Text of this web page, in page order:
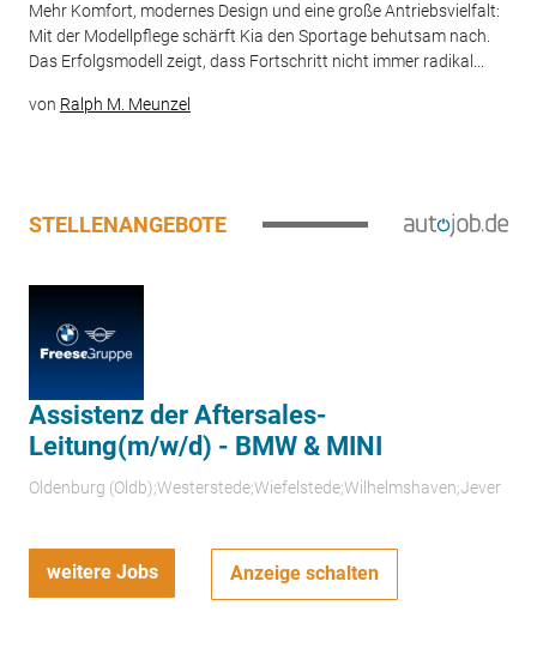
Mehr Komfort, modernes Design und eine große Antriebsvielfalt:
Mit der Modellpflege schärft Kia den Sportage behutsam nach.
Das Erfolgsmodell zeigt, dass Fortschritt nicht immer radikal...
von Ralph M. Meunzel
STELLENANGEBOTE
Assistenz der Aftersales-
Leitung(m/w/d) - BMW & MINI
Oldenburg (Oldb);Westerstede;Wiefelstede;Wilhelmshaven;Jever
weitere Jobs Anzeige schalten